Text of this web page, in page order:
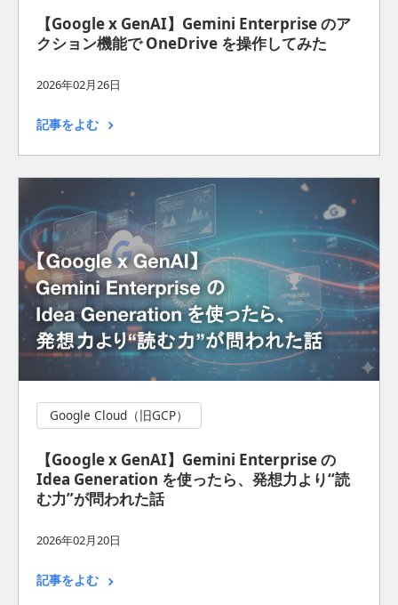
【Google x GenAI】Gemini Enterprise のア
クション機能で OneDrive を操作してみた
2026年02月26日
記事をよむ
Google Cloud（旧GCP）
【Google x GenAI】Gemini Enterprise の
Idea Generation を使ったら、発想力より“読
む力”が問われた話
2026年02月20日
記事をよむ